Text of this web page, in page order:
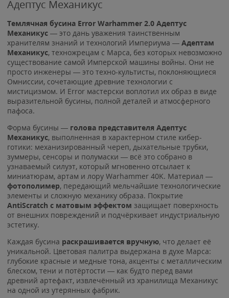
Адептус Механикус
Темлячная бусина Error Warhammer 2.0 Адептус
Механикус — это дань уважения таинственным
хранителям знаний и технологий Империума — Адептам
Механикус, техножрецам с Марса, без которых невозможно
существование самой Имперской машины войны. Они не
просто инженеры — это техно-культисты, поклоняющиеся
Омниссии, сочетающие древние технологии с
мистицизмом. И Error мастерски воплотил их образ в виде
выразительной бусины, полной деталей и атмосферного
пафоса.
Форма бусины — голова представителя Адептус
Механикус, выполненная в характерном стиле кибер-
готики: механизированный череп, дыхательные трубки,
зуммеры, сенсоры и полумаски — всё это собрано в
узнаваемый силуэт, который мгновенно отсылает к
миниатюрам, артам и лору Warhammer 40K. Материал —
фотополимер, передающий мельчайшие технологические
элементы и сложную механику образа. Покрытие
AntiScratch с матовым эффектом защищает поверхность
от внешних повреждений и подчёркивает индустриальную
эстетику.
Каждая бусина раскрашивается вручную, что делает её
уникальной. Цветовая палитра выдержана в духе Марса:
глубокие красные и медные тона, акценты с металлическим
блеском, тени и потёртости — как будто перед вами
древний артефакт, извлечённый из хранилища Механикус
на одной из утерянных фабрик.